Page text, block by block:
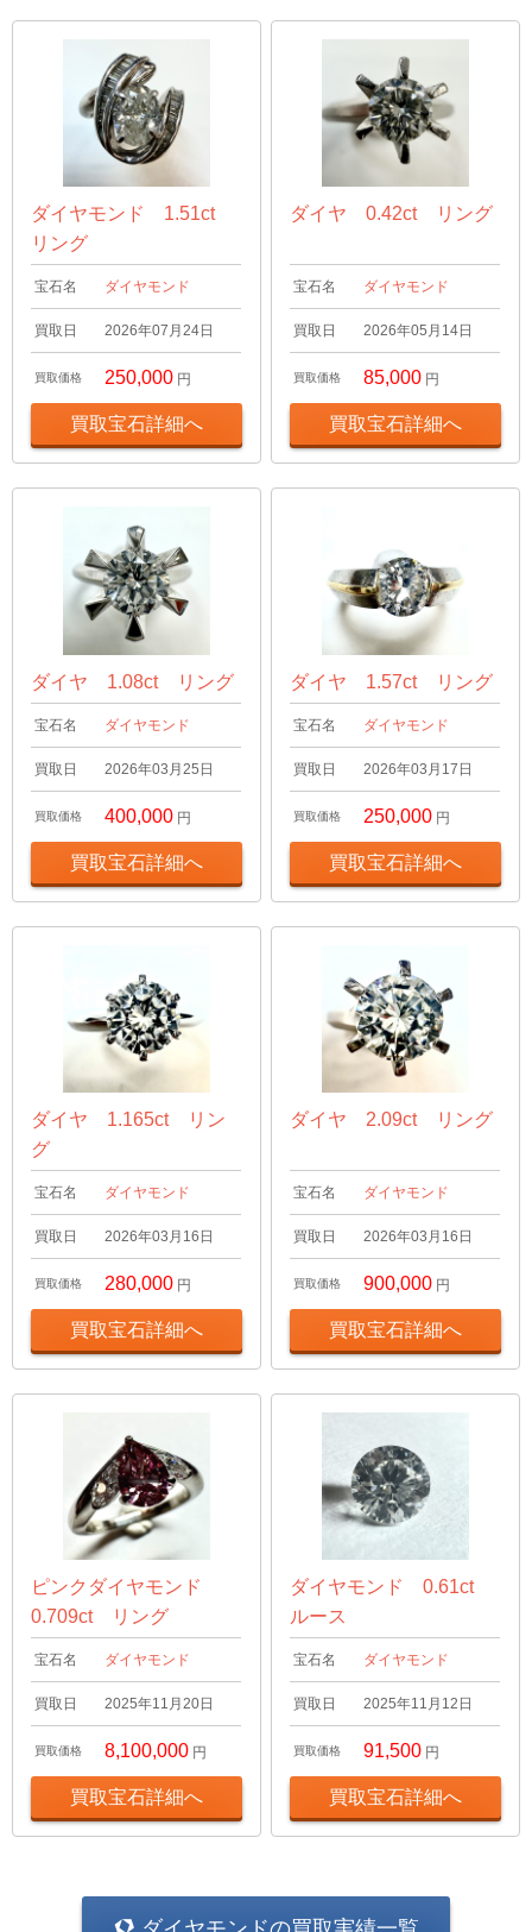
ダイヤモンド 1.51ct
リング
宝石名 ダイヤモンド
買取日 2026年07月24日
買取価格 250,000 円
買取宝石詳細へ
ダイヤ 0.42ct リング
宝石名 ダイヤモンド
買取日 2026年05月14日
買取価格 85,000 円
買取宝石詳細へ
ダイヤ 1.08ct リング
宝石名 ダイヤモンド
買取日 2026年03月25日
買取価格 400,000 円
買取宝石詳細へ
ダイヤ 1.57ct リング
宝石名 ダイヤモンド
買取日 2026年03月17日
買取価格 250,000 円
買取宝石詳細へ
ダイヤ 1.165ct リン
グ
宝石名 ダイヤモンド
買取日 2026年03月16日
買取価格 280,000 円
買取宝石詳細へ
ダイヤ 2.09ct リング
宝石名 ダイヤモンド
買取日 2026年03月16日
買取価格 900,000 円
買取宝石詳細へ
ピンクダイヤモンド
0.709ct リング
宝石名 ダイヤモンド
買取日 2025年11月20日
買取価格 8,100,000 円
買取宝石詳細へ
ダイヤモンド 0.61ct
ルース
宝石名 ダイヤモンド
買取日 2025年11月12日
買取価格 91,500 円
買取宝石詳細へ